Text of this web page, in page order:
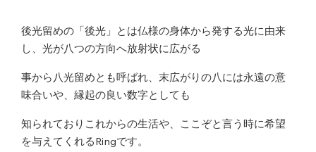
後光留めの「後光」とは仏様の身体から発する光に由来
し、光が八つの方向へ放射状に広がる
事から八光留めとも呼ばれ、末広がりの八には永遠の意
味合いや、縁起の良い数字としても
知られておりこれからの生活や、ここぞと言う時に希望
を与えてくれるRingです。